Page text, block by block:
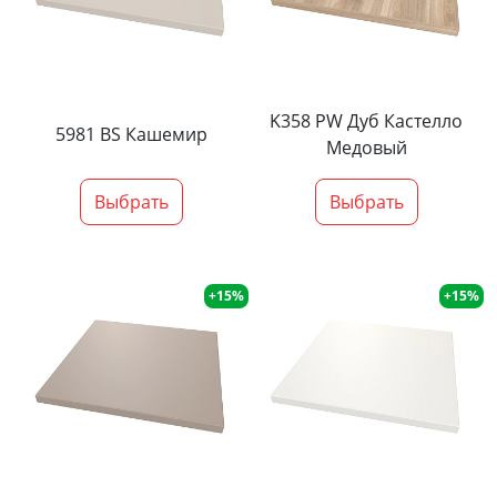
5981 BS Кашемир
Выбрать
K358 PW Дуб Кастелло
Медовый
Выбрать
+15% +15%